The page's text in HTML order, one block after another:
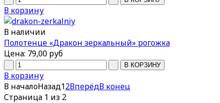
В корзину
В наличии
Полотенце «Дракон зеркальный» рогожка
Цена: 79,00 руб
В корзину
В началоНазад12ВперёдВ конец
Страница 1 из 2